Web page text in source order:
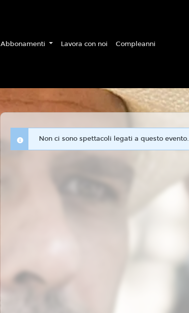
Abbonamenti Lavora con noi Compleanni
Non ci sono spettacoli legati a questo evento.